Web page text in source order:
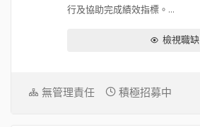
行及協助完成績效指標。...
檢視職缺
無管理責任 積極招募中